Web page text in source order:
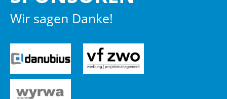
Wir sagen Danke!